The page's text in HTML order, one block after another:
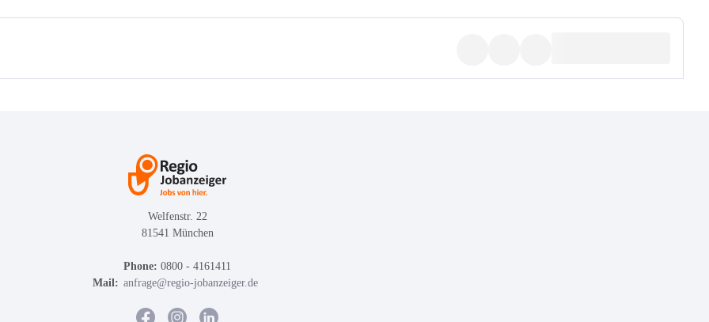
Welfenstr. 22
81541 München
Phone: 0800 - 4161411
Mail: anfrage@regio-jobanzeiger.de